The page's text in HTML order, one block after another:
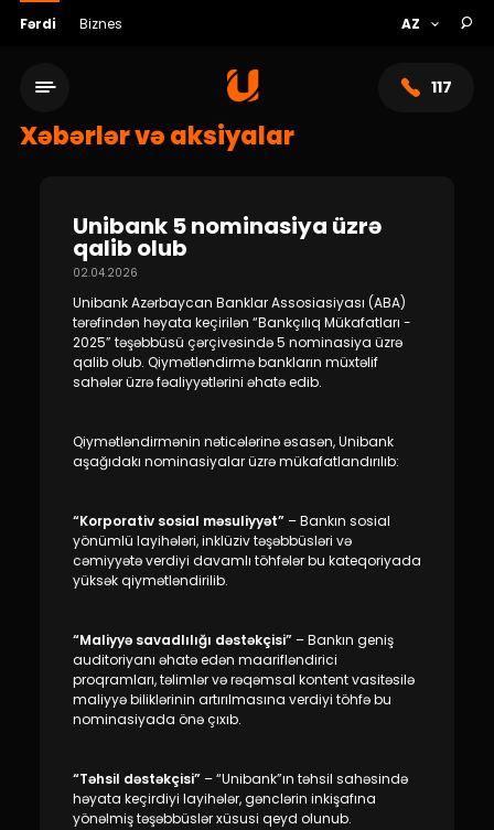
Fərdi Biznes
117
Xidmət şəbəkəsi
Bank haqqında
Keşbek
İnsan Resursları
Əlaqə və təkliflər
F.A.Q
Xəbərlər və aksiyalar
Unibank 5 nominasiya üzrə
qalib olub
02.04.2026
Unibank Azərbaycan Banklar Assosiasiyası (ABA)
tərəfindən həyata keçirilən “Bankçılıq Mükafatları -
2025” təşəbbüsü çərçivəsində 5 nominasiya üzrə
qalib olub. Qiymətləndirmə bankların müxtəlif
sahələr üzrə fəaliyyətlərini əhatə edib.
Qiymətləndirmənin nəticələrinə əsasən, Unibank
aşağıdakı nominasiyalar üzrə mükafatlandırılıb:
“Korporativ sosial məsuliyyət” – Bankın sosial
yönümlü layihələri, inklüziv təşəbbüsləri və
cəmiyyətə verdiyi davamlı töhfələr bu kateqoriyada
yüksək qiymətləndirilib.
“Maliyyə savadlılığı dəstəkçisi” – Bankın geniş
auditoriyanı əhatə edən maarifləndirici
proqramları, təlimlər və rəqəmsal kontent vasitəsilə
maliyyə biliklərinin artırılmasına verdiyi töhfə bu
nominasiyada önə çıxıb.
“Təhsil dəstəkçisi” – “Unibank”ın təhsil sahəsində
həyata keçirdiyi layihələr, gənclərin inkişafına
yönəlmiş təşəbbüslər xüsusi qeyd olunub.